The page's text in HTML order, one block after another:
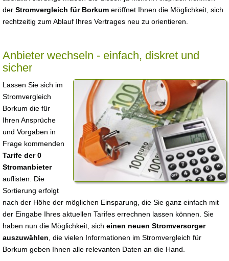
der Stromvergleich für Borkum eröffnet Ihnen die Möglichkeit, sich
rechtzeitig zum Ablauf Ihres Vertrages neu zu orientieren.
Anbieter wechseln - einfach, diskret und
sicher
Lassen Sie sich im
Stromvergleich
Borkum die für
Ihren Ansprüche
und Vorgaben in
Frage kommenden
Tarife der 0
Stromanbieter
auflisten. Die
Sortierung erfolgt
nach der Höhe der möglichen Einsparung, die Sie ganz einfach mit
der Eingabe Ihres aktuellen Tarifes errechnen lassen können. Sie
haben nun die Möglichkeit, sich einen neuen Stromversorger
auszuwählen , die vielen Informationen im Stromvergleich für
Borkum geben Ihnen alle relevanten Daten an die Hand.